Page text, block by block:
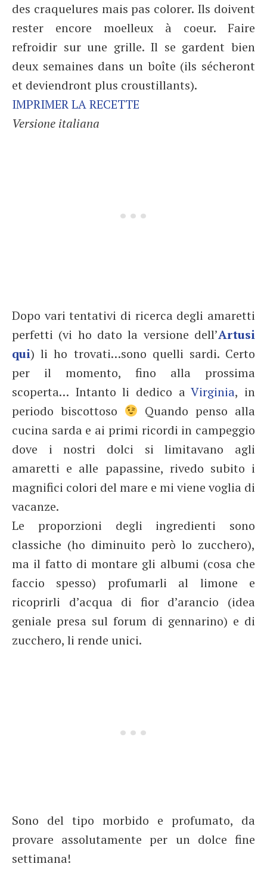
des craquelures mais pas colorer. Ils doivent
rester encore moelleux à coeur. Faire
refroidir sur une grille. Il se gardent bien
deux semaines dans un boîte (ils sécheront
et deviendront plus croustillants).
IMPRIMER LA RECETTE
Versione italiana
Dopo vari tentativi di ricerca degli amaretti
perfetti (vi ho dato la versione dell’Artusi
qui) li ho trovati…sono quelli sardi. Certo
per il momento, fino alla prossima
scoperta… Intanto li dedico aVirginia, in
periodo biscottoso
Quando penso alla
cucina sarda e ai primi ricordi in campeggio
dove i nostri dolci si limitavano agli
amaretti e alle papassine, rivedo subito i
magnifici colori del mare e mi viene voglia di
vacanze.
Le proporzioni degli ingredienti sono
classiche (ho diminuito però lo zucchero),
ma il fatto di montare gli albumi (cosa che
faccio spesso) profumarli al limone e
ricoprirli d’acqua di fior d’arancio (idea
geniale presa sul forum di gennarino) e di
zucchero, li rende unici.
Sono del tipo morbido e profumato, da
provare assolutamente per un dolce fine
settimana!